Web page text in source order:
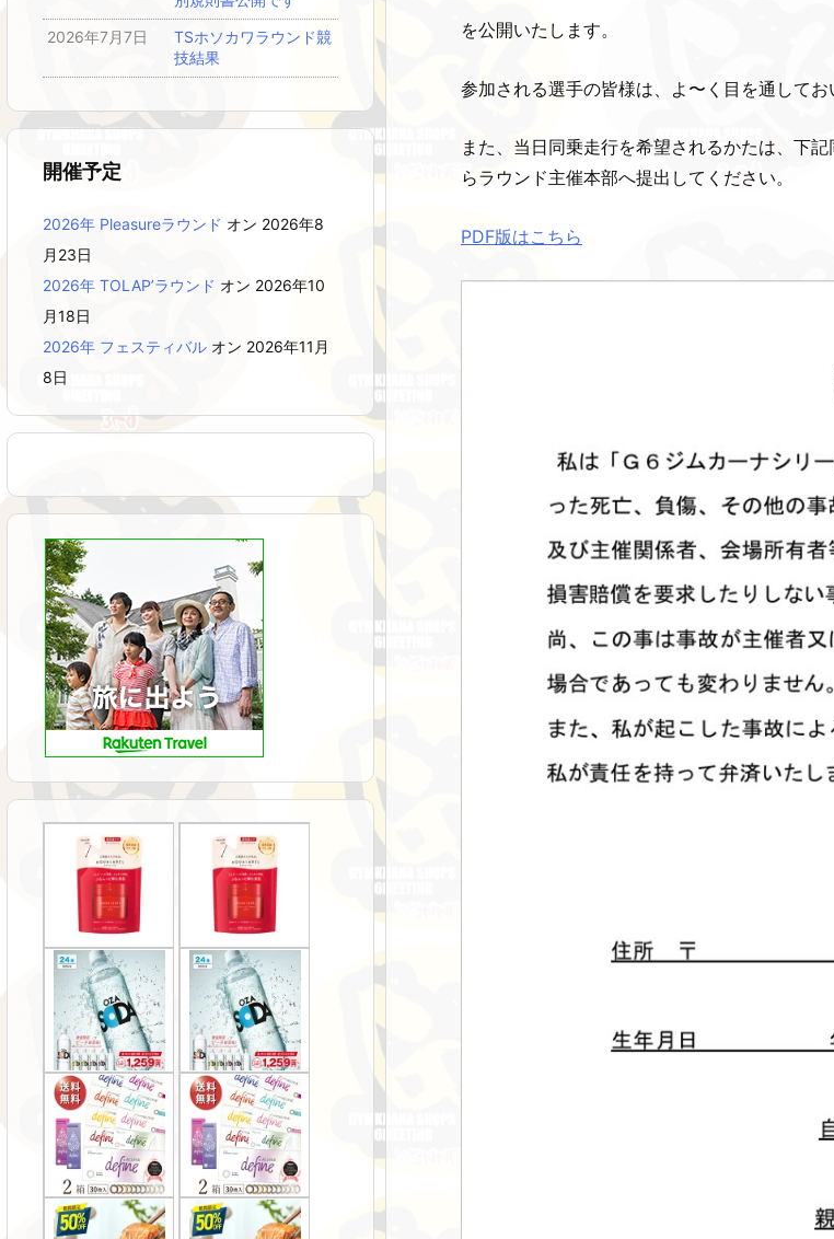
を公開いたします。
参加される選手の皆様は、よ〜く目を通してお
また、当日同乗走行を希望されるかたは、下
らラウンド主催本部へ提出してください。
PDF版はこちら
2026年7月7日
TSホソカワラウンド競
技結果
開催予定
2026年 Pleasureラウンド オン 2026年8
月23日
2026年 TOLAP’ラウンド オン 2026年10
月18日
2026年 フェスティバル オン 2026年11月
8日